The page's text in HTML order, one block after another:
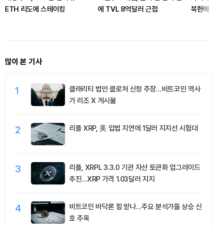
ETH 리도에 스테이킹
에 TVL 8억달러 근접
북한에
많이 본 기사
1
클래리티 법안 클로처 신청 주장…비트코인 역사
가 리조 X 게시물
2 리플 XRP, 美 입법 지연에 1달러 지지선 시험대
3
리플, XRPL 3.3.0 기관 자산 토큰화 업그레이드
추진…XRP 가격 1.03달러 지지
4
비트코인 바닥론 힘 받나…주요 분석가들 상승 신
호 주목